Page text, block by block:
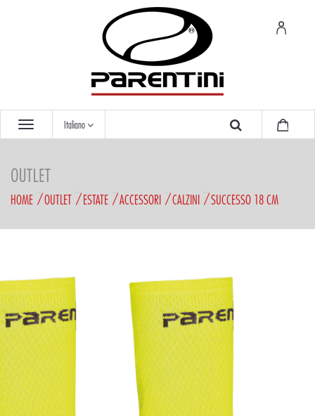
Italiano
OUTLET
HOME OUTLET ESTATE ACCESSORI CALZINI SUCCESSO 18 CM